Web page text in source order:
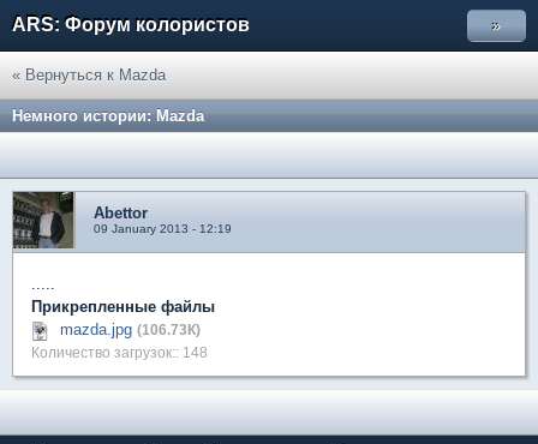
ARS: Форум колористов »
« Вернуться к Mazda
Немного истории: Mazda
Abettor
09 January 2013 - 12:19
.....
Прикрепленные файлы
mazda.jpg (106.73К)
Количество загрузок:: 148